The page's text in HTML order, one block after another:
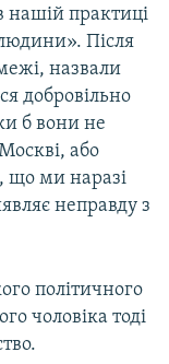
нашій практиці
Після
назвали
добровільно
б вони не
або
що ми наразі
неправду з
політичного
чоловіка тоді